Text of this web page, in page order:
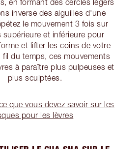
en formant des cercles légers
inverse des aiguilles d'une
le mouvement 3 fois sur
supérieure et inférieure pour
et lifter les coins de votre
fil du temps, ces mouvements
à paraître plus pulpeuses et
plus sculptées.
que vous devez savoir sur les
pour les lèvres